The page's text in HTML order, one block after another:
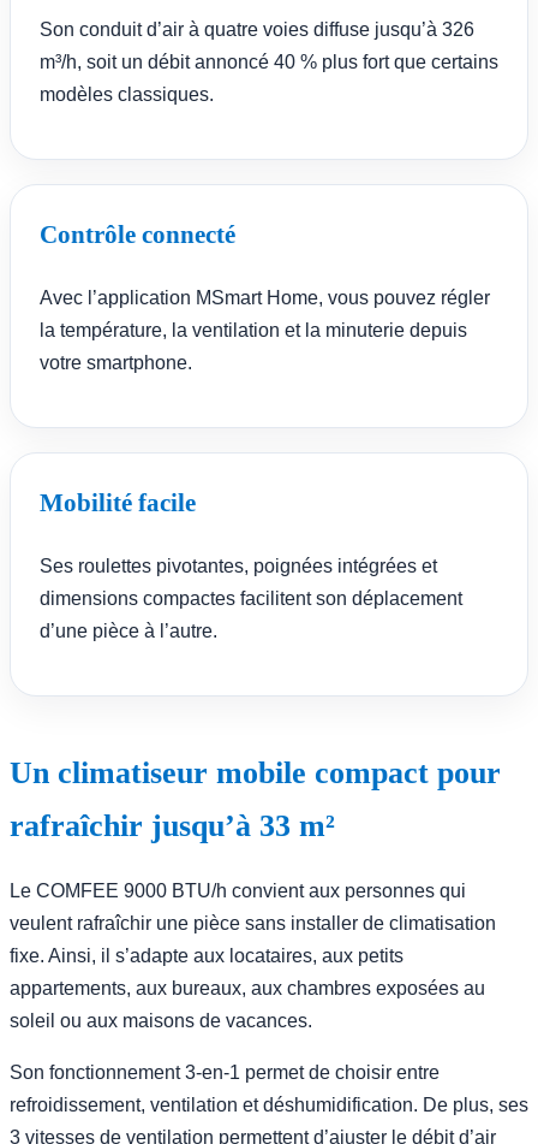
Son conduit d’air à quatre voies diffuse jusqu’à 326
m³/h, soit un débit annoncé 40 % plus fort que certains
modèles classiques.
Contrôle connecté
Avec l’application MSmart Home, vous pouvez régler
la température, la ventilation et la minuterie depuis
votre smartphone.
Mobilité facile
Ses roulettes pivotantes, poignées intégrées et
dimensions compactes facilitent son déplacement
d’une pièce à l’autre.
Un climatiseur mobile compact pour
rafraîchir jusqu’à 33 m²
Le COMFEE 9000 BTU/h convient aux personnes qui
veulent rafraîchir une pièce sans installer de climatisation
fixe. Ainsi, il s’adapte aux locataires, aux petits
appartements, aux bureaux, aux chambres exposées au
soleil ou aux maisons de vacances.
Son fonctionnement 3-en-1 permet de choisir entre
refroidissement, ventilation et déshumidification. De plus, ses
3 vitesses de ventilation permettent d’ajuster le débit d’air